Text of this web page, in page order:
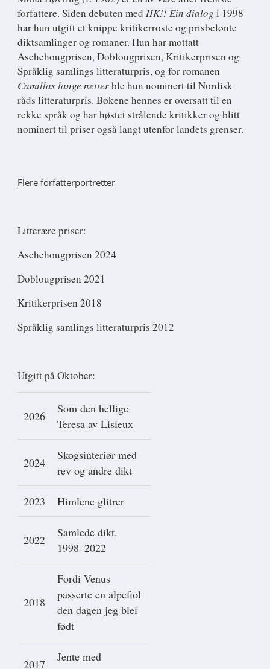
forfattere. Siden debuten med IIK!! Ein dialog i 1998
har hun utgitt et knippe kritikerroste og prisbelønte
diktsamlinger og romaner. Hun har mottatt
Aschehougprisen, Doblougprisen, Kritikerprisen og
Språklig samlings litteraturpris, og for romanen
Camillas lange netterble hun nominert til Nordisk
råds litteraturpris. Bøkene hennes er oversatt til en
rekke språk og har høstet strålende kritikker og blitt
nominert til priser også langt utenfor landets grenser.
Flere forfatterportretter
Litterære priser:
Aschehougprisen 2024
Doblougprisen 2021
Kritikerprisen 2018
Språklig samlings litteraturpris 2012
Utgitt på Oktober:
2026
Som den hellige
Teresa av Lisieux
2024
Skogsinteriør med
rev og andre dikt
2023 Himlene glitrer
2022
Samlede dikt.
1998–2022
2018
Fordi Venus
passerte en alpefiol
den dagen jeg blei
født
2017
Jente med